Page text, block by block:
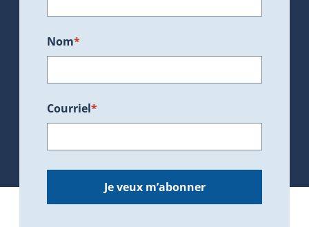
Nom*
Courriel*
Je veux m’abonner